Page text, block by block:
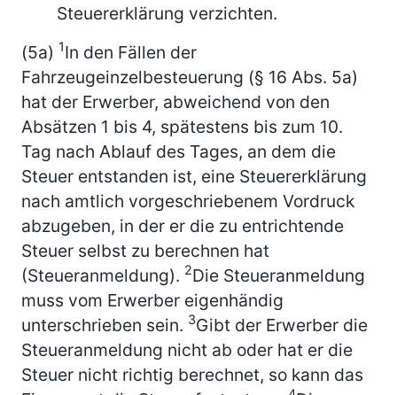
Steuererklärung verzichten.
(5a) 1In den Fällen der
Fahrzeugeinzelbesteuerung (§ 16 Abs. 5a)
hat der Erwerber, abweichend von den
Absätzen 1 bis 4, spätestens bis zum 10.
Tag nach Ablauf des Tages, an dem die
Steuer entstanden ist, eine Steuererklärung
nach amtlich vorgeschriebenem Vordruck
abzugeben, in der er die zu entrichtende
Steuer selbst zu berechnen hat
(Steueranmeldung). 2Die Steueranmeldung
muss vom Erwerber eigenhändig
unterschrieben sein. 3Gibt der Erwerber die
Steueranmeldung nicht ab oder hat er die
Steuer nicht richtig berechnet, so kann das